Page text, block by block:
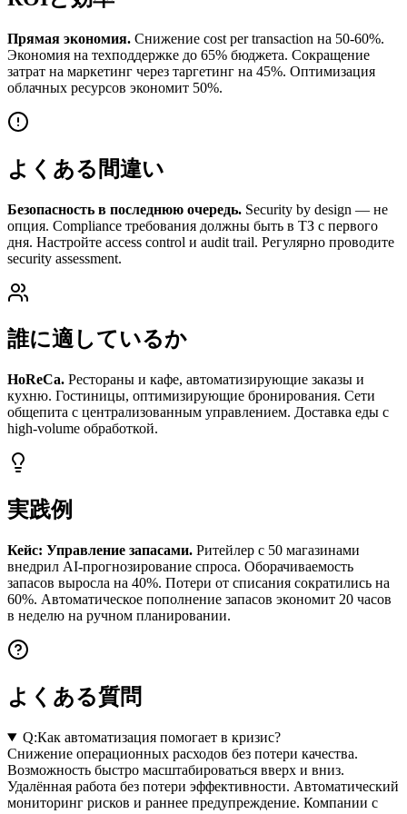
Прямая экономия. Снижение cost per transaction на 50-60%.
Экономия на техподдержке до 65% бюджета. Сокращение
затрат на маркетинг через таргетинг на 45%. Оптимизация
облачных ресурсов экономит 50%.
よくある間違い
Безопасность в последнюю очередь. Security by design — не
опция. Compliance требования должны быть в ТЗ с первого
дня. Настройте access control и audit trail. Регулярно проводите
security assessment.
誰に適しているか
HoReCa. Рестораны и кафе, автоматизирующие заказы и
кухню. Гостиницы, оптимизирующие бронирования. Сети
общепита с централизованным управлением. Доставка еды с
high-volume обработкой.
実践例
Кейс: Управление запасами. Ритейлер с 50 магазинами
внедрил AI-прогнозирование спроса. Оборачиваемость
запасов выросла на 40%. Потери от списания сократились на
60%. Автоматическое пополнение запасов экономит 20 часов
в неделю на ручном планировании.
よくある質問
Q:Как автоматизация помогает в кризис?
Снижение операционных расходов без потери качества.
Возможность быстро масштабироваться вверх и вниз.
Удалённая работа без потери эффективности. Автоматический
мониторинг рисков и раннее предупреждение. Компании с